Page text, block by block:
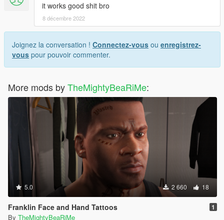
it works good shit bro
8 décembre 2022
Joignez la conversation ! Connectez-vous ou enregistrez-
vous pour pouvoir commenter.
More mods byTheMightyBeaRiMe:
5.0 2 660 18
Franklin Face and Hand Tattoos 1
By TheMightyBeaRiMe